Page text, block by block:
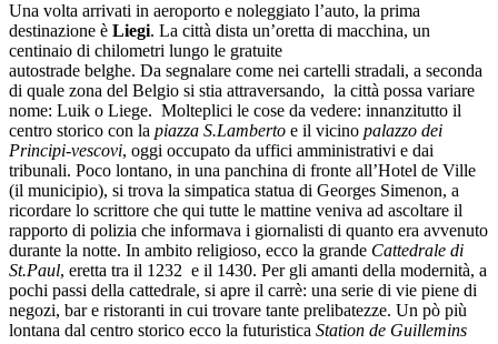
Una volta arrivati in aeroporto e noleggiato l’auto, la prima
destinazione è Liegi. La città dista un’oretta di macchina, un
centinaio di chilometri lungo le gratuite
autostrade belghe. Da segnalare come nei cartelli stradali, a seconda
di quale zona del Belgio si stia attraversando, la città possa variare
nome: Luik o Liege. Molteplici le cose da vedere: innanzitutto il
centro storico con la piazza S.Lamberto e il vicino palazzo dei
Principi-vescovi, oggi occupato da uffici amministrativi e dai
tribunali. Poco lontano, in una panchina di fronte all’Hotel de Ville
(il municipio), si trova la simpatica statua di Georges Simenon, a
ricordare lo scrittore che qui tutte le mattine veniva ad ascoltare il
rapporto di polizia che informava i giornalisti di quanto era avvenuto
durante la notte. In ambito religioso, ecco la grande Cattedrale di
St.Paul, eretta tra il 1232 e il 1430. Per gli amanti della modernità, a
pochi passi della cattedrale, si apre il carrè: una serie di vie piene di
negozi, bar e ristoranti in cui trovare tante prelibatezze. Un pò più
lontana dal centro storico ecco la futuristica Station de Guillemins